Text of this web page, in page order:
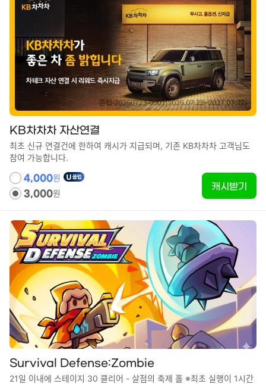
KB차차차 자산연결
최초 신규 연결건에 한하여 캐시가 지급되며, 기존 KB차차차 고객님도
참여 가능합니다.
4,000원
3,000원
캐시받기
Survival Defense:Zombie
21일 이내에 스테이지 30 클리어 - 살점의 축제 홀 ※최초 실행이 1시간